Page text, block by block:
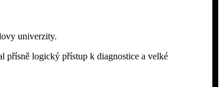
univerzity.
přísně logický přístup k diagnostice a velké